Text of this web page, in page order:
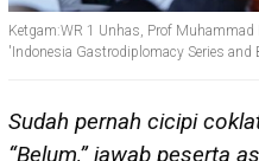
Ketgam:WR 1 Unhas, Prof
'Indonesia Gastrodiplomacy Series
Sudah pernah cicipi
“Belum,” jawab peserta